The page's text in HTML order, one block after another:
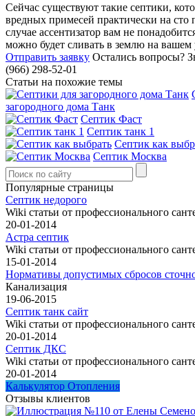
Сейчас существуют такие септики,
вредных примесей практически на сто
случае ассентизатор вам не
можно будет сливать в землю на вашем
Отправить заявку Остались вопросы?
(966) 298-52-01
Статьи на похожие темы
загородного дома Танк
Септик Фаст
Септик танк 1
Септик как
Септик Москва
Популярные страницы
Септик недорого
Wiki статьи от профессионального
20-01-2014
Астра септик
Wiki статьи от профессионального
15-01-2014
Нормативы допустимых сбросов
Канализация
19-06-2015
Септик танк сайт
Wiki статьи от профессионального
20-01-2014
Септик ДКС
Wiki статьи от профессионального
20-01-2014
Калькулятор Отопления
Отзывы клиентов